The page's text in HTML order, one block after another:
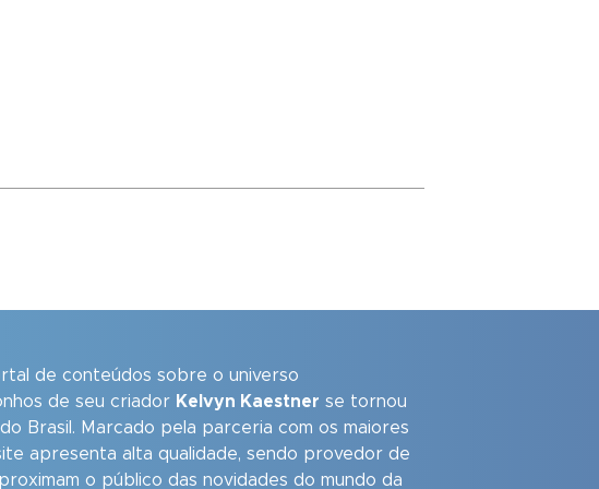
de conteúdos sobre o universo
de seu criador Kelvyn Kaestner se tornou
Brasil. Marcado pela parceria com os maiores
apresenta alta qualidade, sendo provedor de
o público das novidades do mundo da